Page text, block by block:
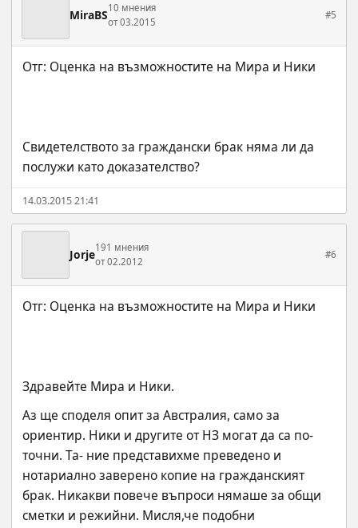
MiraBS10 мнения
от 03.2015
#5
Свидетелството за граждански брак няма ли да
послужи като доказателство?
14.03.2015 21:41
Jorje191 мнения
от 02.2012
#6
Здравейте Мира и Ники.
Аз ще споделя опит за Австралия, само за
ориентир. Ники и другите от НЗ могат да са по-
точни. Та- ние представихме преведено и
нотариално заверено копие на гражданският
брак. Никакви повече въпроси нямаше за общи
сметки и режийни. Мисля,че подобни